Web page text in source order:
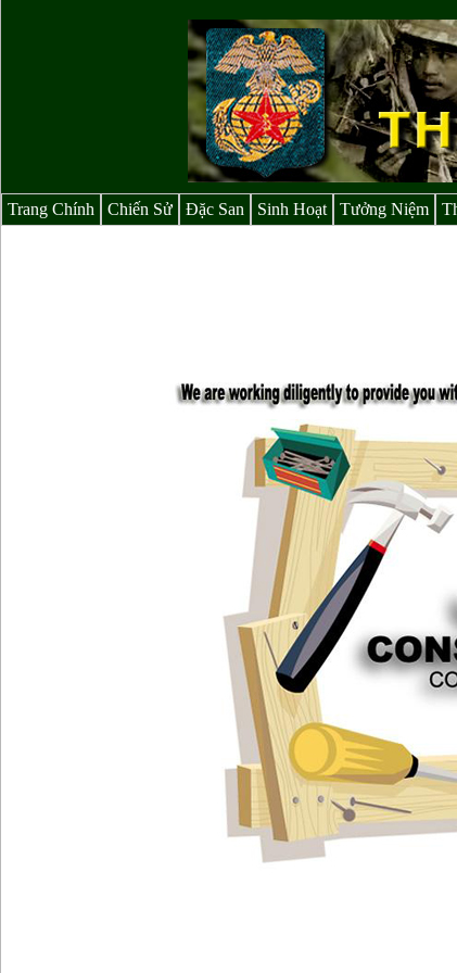
Trang Chính Chiến Sử Đặc San Sinh Hoạt Tưởng Niệm